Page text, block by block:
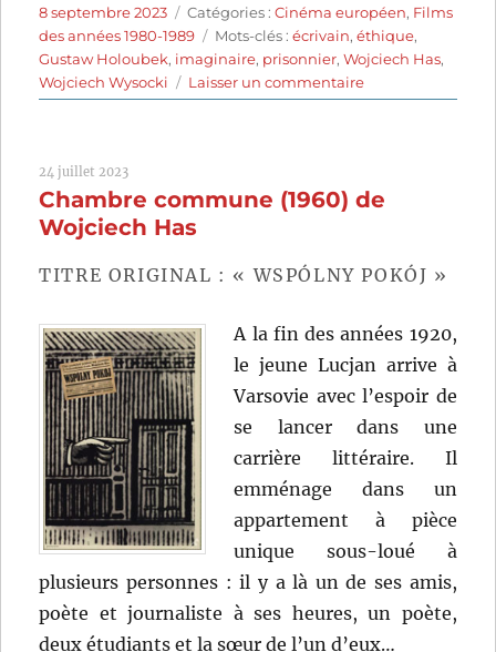
Publié
le
8 septembre 2023 Catégories
Catégories :Cinéma européen, Films
des années 1980-1989
Étiquettes
Mots-clés :écrivain,éthique,
Gustaw Holoubek, imaginaire, prisonnier,Wojciech Has,
Wojciech Wysocki
Laisser un commentairesur
L’écrivain
Has
24 juillet 2023
Chambre commune (1960) de
Wojciech Has
TITRE ORIGINAL : « WSPÓLNY POKÓJ »
A la fin des années 1920,
le jeune Lucjan arrive à
Varsovie avec l’espoir de
se lancer dans une
carrière littéraire. Il
emménage dans un
appartement à pièce
unique sous-loué à
plusieurs personnes : il y a là un de ses amis,
poète et journaliste à ses heures, un poète,
deux étudiants et la sœur de l’un d’eux…